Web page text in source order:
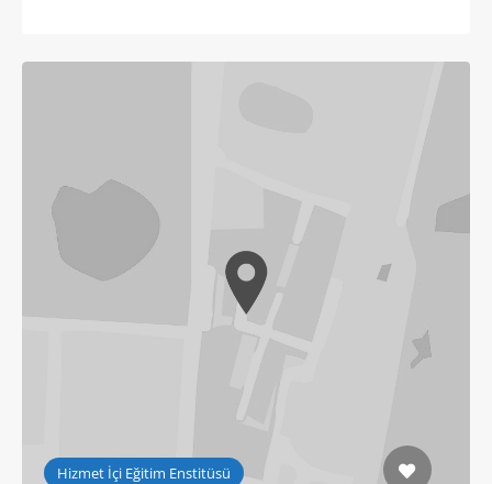
Hizmet İçi Eğitim Enstitüsü